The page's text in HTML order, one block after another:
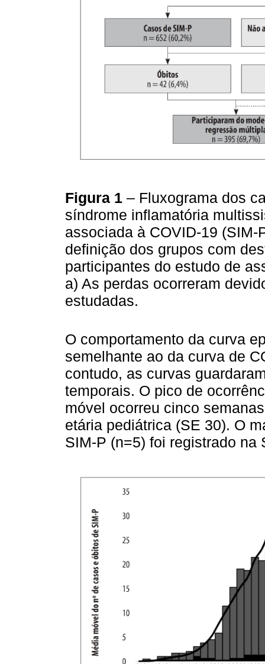
Figura 1 – Fluxograma dos
síndrome inflamatória
associada à COVID-19
definição dos grupos com
participantes do estudo de
a) As perdas ocorreram
estudadas.
O comportamento da curva
semelhante ao da curva de
contudo, as curvas
temporais. O pico de
móvel ocorreu cinco
etária pediátrica (SE 30). O
SIM-P (n=5) foi registrado na